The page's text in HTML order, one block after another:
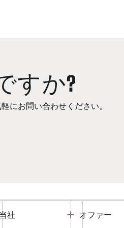
すか?
にお問い合わせください。
当社 Toggle
オファー